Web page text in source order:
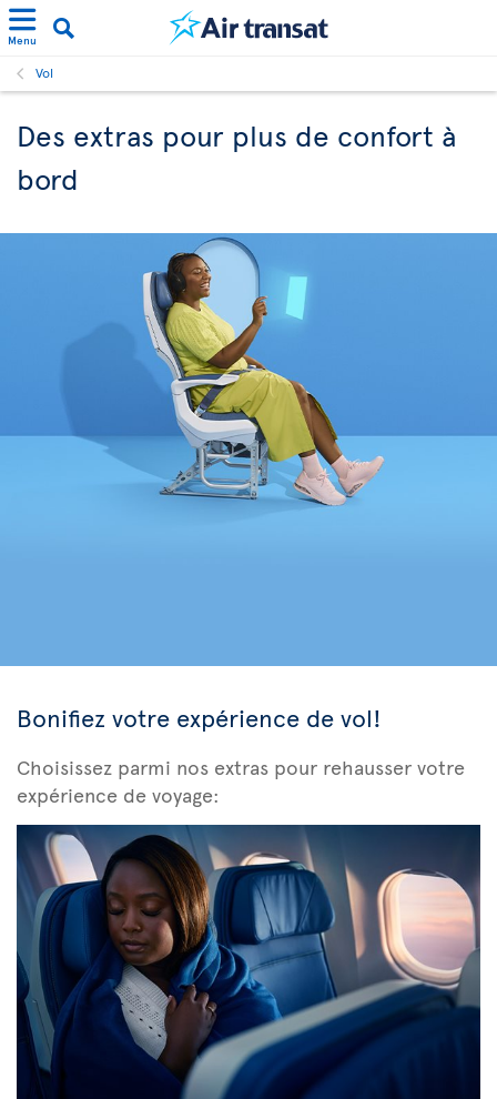
Menu
Vol
Des extras pour plus de confort à
bord
Bonifiez votre expérience de vol!
Choisissez parmi nos extras pour rehausser votre
expérience de voyage: